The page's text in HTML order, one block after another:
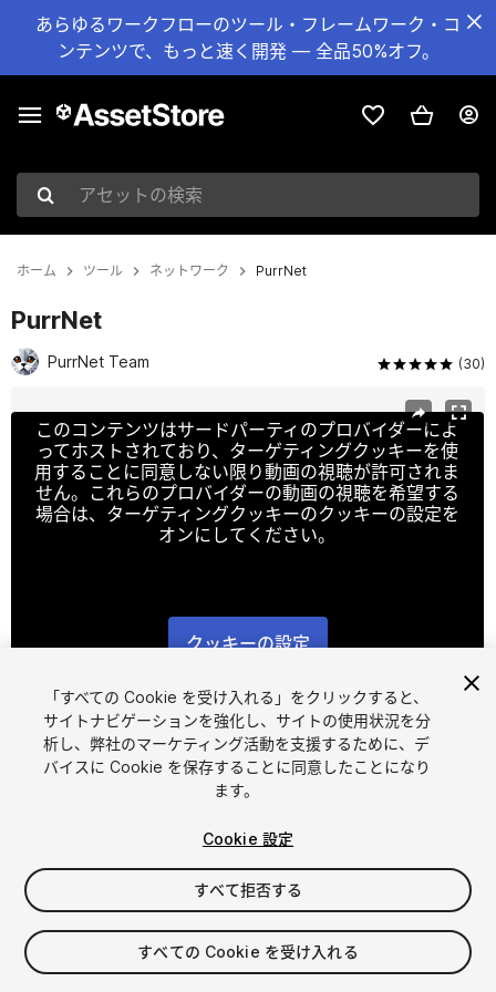
あらゆるワークフローのツール・フレームワーク・コ
ンテンツで、もっと速く開発 — 全品50%オフ。
アセットの検索
ホーム ツール ネットワーク PurrNet
PurrNet
PurrNet Team (30)
このコンテンツはサードパーティのプロバイダーによ
ってホストされており、ターゲティングクッキーを使
用することに同意しない限り動画の視聴が許可されま
せん。これらのプロバイダーの動画の視聴を希望する
場合は、ターゲティングクッキーのクッキーの設定を
オンにしてください。
クッキーの設定
FREE
395viewsin the past week
「すべての Cookie を受け入れる」をクリックすると、
サイトナビゲーションを強化し、サイトの使用状況を分
析し、弊社のマーケティング活動を支援するために、デ
バイスに Cookie を保存することに同意したことになり
ます。
Cookie 設定
すべて拒否する
すべての Cookie を受け入れる